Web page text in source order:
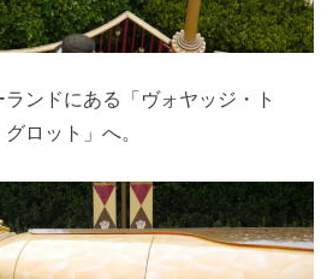
ンドにある「ヴォヤッジ・ト
ロット」へ。